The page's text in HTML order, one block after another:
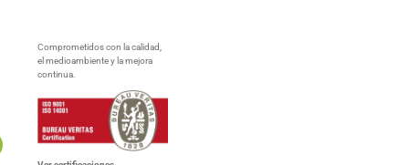
Comprometidos con la calidad,
el medioambiente y la mejora
continua.